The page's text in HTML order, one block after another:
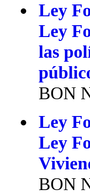
Ley
Ley
las
BON
Ley
Ley
BON